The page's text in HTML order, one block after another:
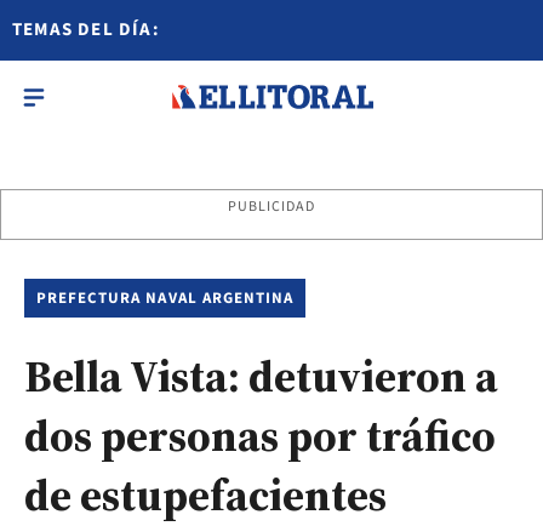
TEMAS DEL DÍA:
PUBLICIDAD
PREFECTURA NAVAL ARGENTINA
Bella Vista: detuvieron a
dos personas por tráfico
de estupefacientes